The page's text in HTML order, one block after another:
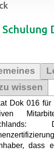
wissen
Dok 016 für
dass